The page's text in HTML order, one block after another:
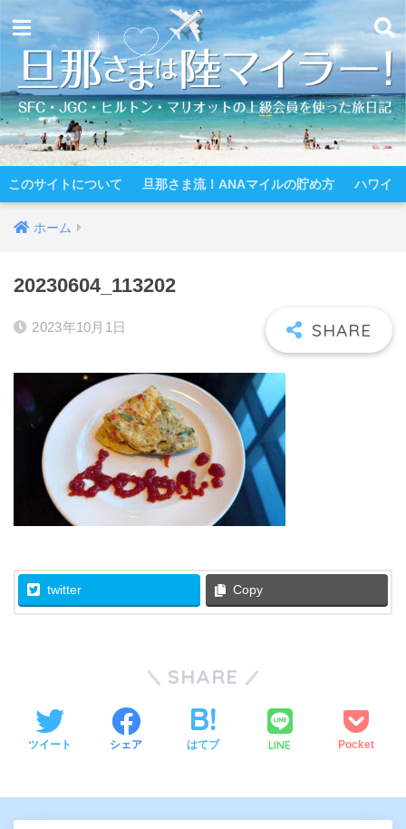
このサイトについて 旦那さま流！ANAマイルの貯め方 ハワイ
ホーム
20230604_113202
2023年10月1日
twitter Copy
SHARE
ツイート シェア はてブ LINE Pocket